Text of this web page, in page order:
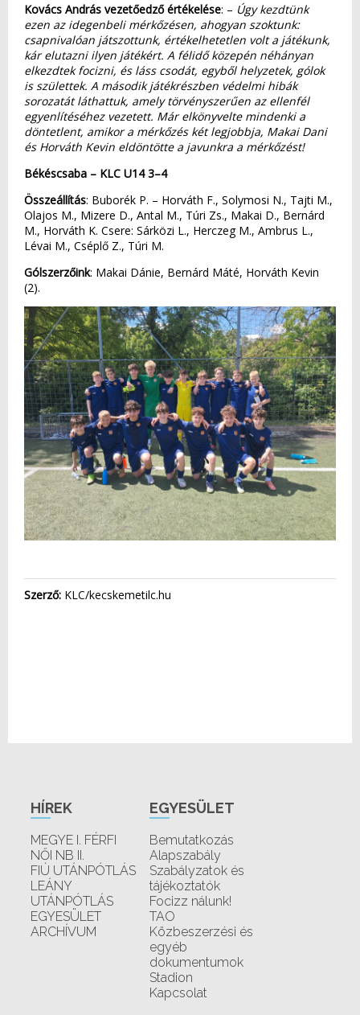
Kovács András vezetőedző értékelése: – Úgy kezdtünk
ezen az idegenbeli mérkőzésen, ahogyan szoktunk:
csapnivalóan játszottunk, értékelhetetlen volt a játékunk,
kár elutazni ilyen játékért. A félidő közepén néhányan
elkezdtek focizni, és láss csodát, egyből helyzetek, gólok
is születtek. A második játékrészben védelmi hibák
sorozatát láthattuk, amely törvényszerűen az ellenfél
egyenlítéséhez vezetett. Már elkönyvelte mindenki a
döntetlent, amikor a mérkőzés két legjobbja, Makai Dani
és Horváth Kevin eldöntötte a javunkra a mérkőzést!
Békéscsaba – KLC U14 3–4
Összeállítás: Buborék P. – Horváth F., Solymosi N., Tajti M.,
Olajos M., Mizere D., Antal M., Túri Zs., Makai D., Bernárd
M., Horváth K. Csere: Sárközi L., Herczeg M., Ambrus L.,
Lévai M., Cséplő Z., Túri M.
Gólszerzőink: Makai Dánie, Bernárd Máté, Horváth Kevin
(2).
Szerző: KLC/kecskemetilc.hu
HÍREK
MEGYE I. FÉRFI
NŐI NB II.
FIÚ UTÁNPÓTLÁS
LEÁNY
UTÁNPÓTLÁS
EGYESÜLET
ARCHÍVUM
EGYESÜLET
Bemutatkozás
Alapszabály
Szabályzatok és
tájékoztatók
Focizz nálunk!
TAO
Közbeszerzési és
egyéb
dokumentumok
Stadion
Kapcsolat